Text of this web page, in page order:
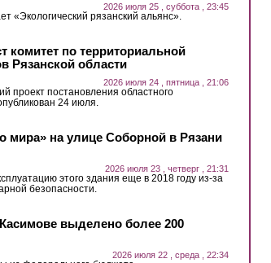
2026 июля 25 , суббота , 23:45
«Экологический рязанский альянс».
комитет по территориальной
Рязанской области
2026 июля 24 , пятница , 21:06
проект постановления областного
24 июля.
мира» на улице Соборной в Рязани
2026 июля 23 , четверг , 21:31
этого здания еще в 2018 году из-за
безопасности.
выделено более 200
2026 июля 22 , среда , 22:34